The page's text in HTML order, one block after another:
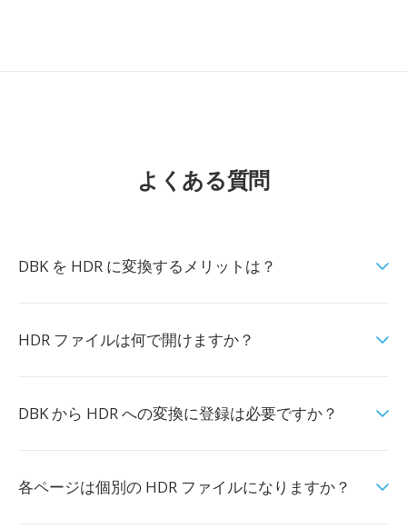
よくある質問
DBK を HDR に変換するメリットは？
HDR ファイルは何で開けますか？
DBK から HDR への変換に登録は必要ですか？
各ページは個別の HDR ファイルになりますか？